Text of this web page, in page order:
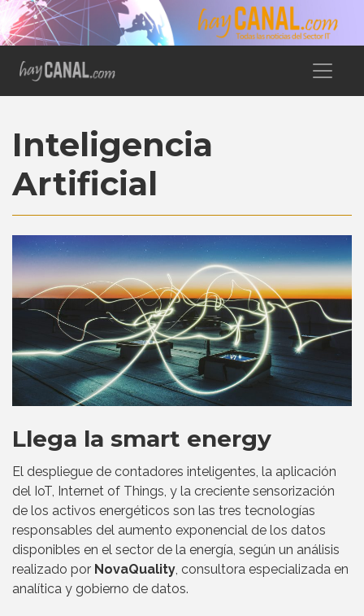
Inteligencia
Artificial
Llega la smart energy
El despliegue de contadores inteligentes, la aplicación
del IoT, Internet of Things, y la creciente sensorización
de los activos energéticos son las tres tecnologías
responsables del aumento exponencial de los datos
disponibles en el sector de la energía, según un análisis
realizado por NovaQuality, consultora especializada en
analítica y gobierno de datos.